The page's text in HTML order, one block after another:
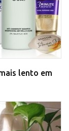
lento em